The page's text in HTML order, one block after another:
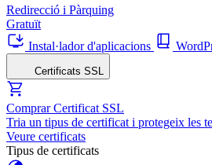
Redirecció i Pàrquing
Gratuït
Instal·lador d'aplicacions
Certificats SSL
Comprar Certificat SSL
Tria un tipus de certificat i protegeix les
Veure certificats
Tipus de certificats